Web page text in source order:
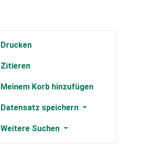
Drucken
Zitieren
Meinem Korb hinzufügen
Datensatz speichern
Weitere Suchen